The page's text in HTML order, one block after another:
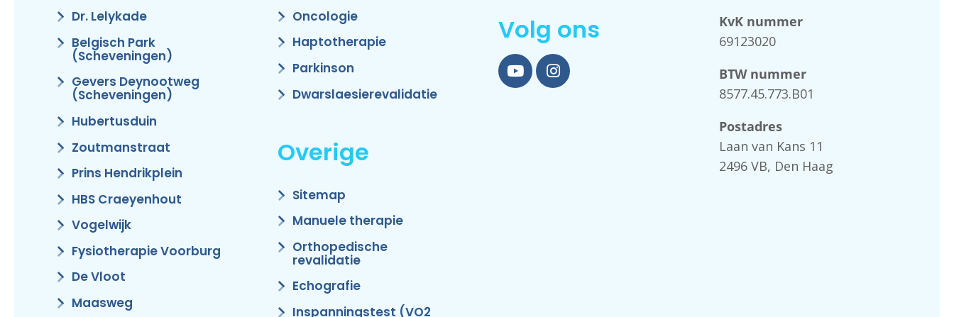
Dr. Lelykade
Belgisch Park
(Scheveningen)
Gevers Deynootweg
(Scheveningen)
Hubertusduin
Zoutmanstraat
Prins Hendrikplein
HBS Craeyenhout
Vogelwijk
Fysiotherapie Voorburg
De Vloot
Maasweg
Oncologie
Haptotherapie
Parkinson
Dwarslaesierevalidatie
Overige
Sitemap
Manuele therapie
Orthopedische
revalidatie
Echografie
Inspanningstest (VO2
Volg ons
YouTubeInstagram
KvK nummer
69123020
BTW nummer
8577.45.773.B01
Postadres
Laan van Kans 11
2496 VB, Den Haag